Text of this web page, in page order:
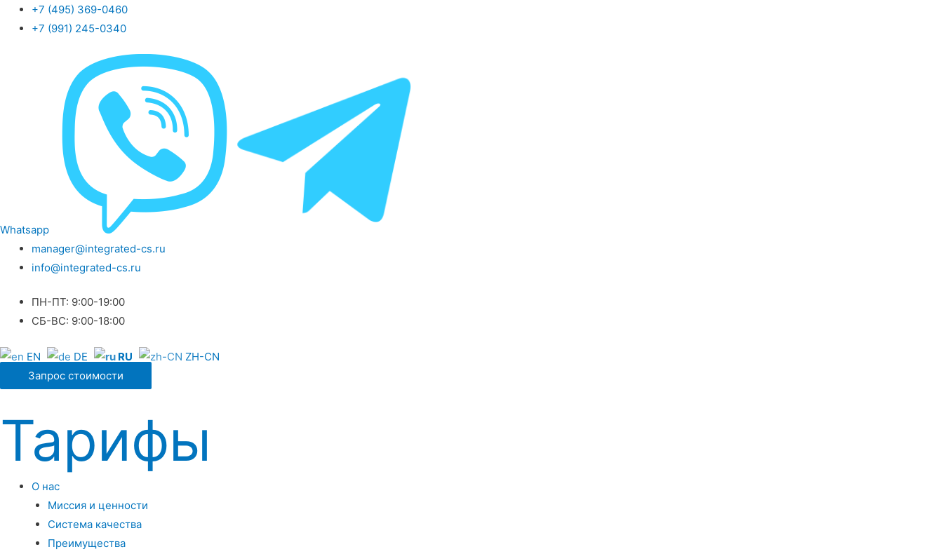
+7 (495) 369-0460
+7 (991) 245-0340
Whatsapp
manager@integrated-cs.ru
info@integrated-cs.ru
ПН-ПТ: 9:00-19:00
СБ-ВС: 9:00-18:00
EN DE RU
ZH-CN
Запрос стоимости
Тарифы
О нас
Миссия и ценности
Система качества
Преимущества